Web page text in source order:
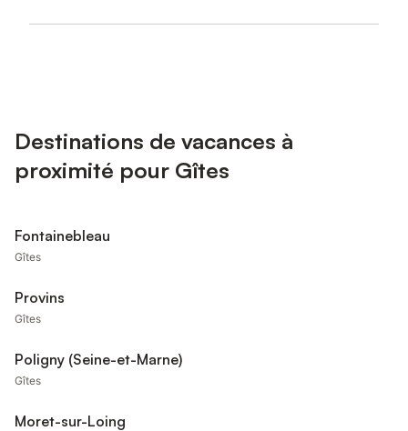
Destinations de vacances à
proximité pour Gîtes
Fontainebleau
Gîtes
Provins
Gîtes
Poligny (Seine-et-Marne)
Gîtes
Moret-sur-Loing